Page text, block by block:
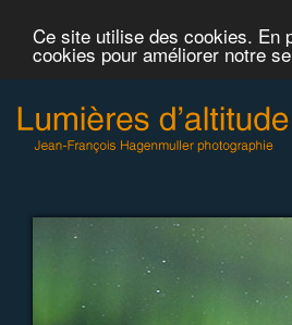
Ce site utilise des cookies. En
cookies pour améliorer notre